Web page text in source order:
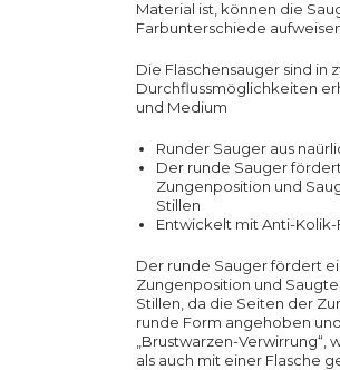
Material ist, können die
Farbunterschiede
Die Flaschensauger sind in
Durchflussmöglichkeiten
und Medium
Runder Sauger aus
Der runde Sauger
Zungenposition und
Stillen
Entwickelt mit Anti-
Der runde Sauger fördert
Zungenposition und
Stillen, da die Seiten der
runde Form angehoben
„Brustwarzen-Verwirrung“,
als auch mit einer Flasche